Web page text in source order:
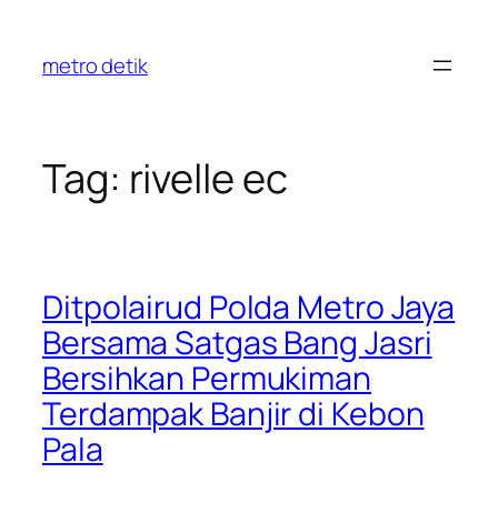
content
metro detik
Tag: rivelle ec
Ditpolairud Polda Metro Jaya
Bersama Satgas Bang Jasri
Bersihkan Permukiman
Terdampak Banjir di Kebon
Pala